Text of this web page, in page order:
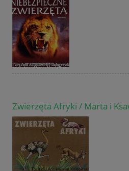
Zwierzęta Afryki / Marta i